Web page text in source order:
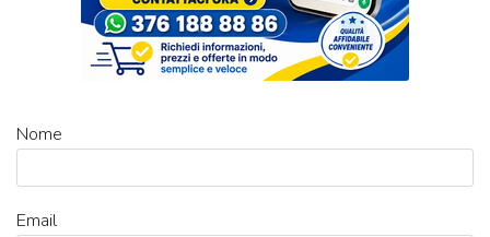
Nome
Email